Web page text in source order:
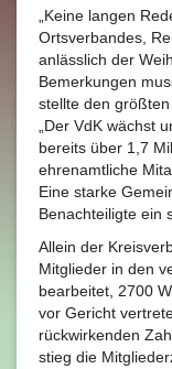
„Keine langen
Ortsverbandes,
anlässlich der
Bemerkungen
stellte den
„Der VdK wächst
bereits über 1,7
ehrenamtliche
Eine starke
Benachteiligte ein
Allein der
Mitglieder in den
bearbeitet, 2700
vor Gericht
rückwirkenden
stieg die